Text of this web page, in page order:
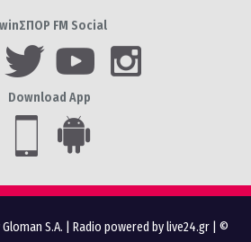
FM Social
Download App
S.A. Radio powered by live24.gr | ©